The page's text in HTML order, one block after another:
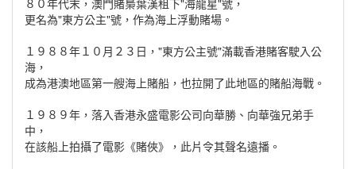
８０年代末，澳門賭梟葉漢租下"海龍星"號，
更名為"東方公主"號，作為海上浮動賭場。
１９８８年１０月２３日，"東方公主號"滿載香港賭客駛入公
海，
成為港澳地區第一艘海上賭船，也拉開了此地區的賭船海戰。
１９８９年，落入香港永盛電影公司向華勝、向華強兄弟手
中，
在該船上拍攝了電影《賭俠》，此片令其聲名遠播。